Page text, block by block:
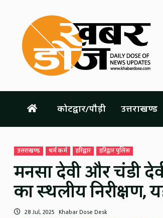
content
कोटद्वार/पौड़ी उत्तराखण्ड
उत्तराखण्ड धर्म कर्म हरिद्वार हरिद्वार पुलिस
मनसा देवी और चंडी
का स्थलीय निरीक्षण,
28 Jul, 2025 Khabar Dose Desk